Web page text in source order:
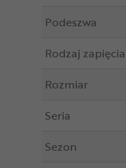
Podeszwa
Rodzaj zapięcia
Rozmiar
Seria
Sezon